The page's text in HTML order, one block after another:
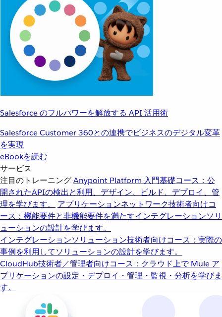
Salesforce のフルパワーを解放する API 活用術
Salesforce Customer 360との連携でビジネスのデジタル変革
を実現
eBookを読む
サービス
注目のトレーニングAnypoint Platform 入門基礎コース：公
開されたAPIの検出と利用、デザイン、ビルド、デプロイ、管
理を学びます。
アプリケーションネットワーク技術者向けコ
ース：機能要件と非機能要件を満たすインテグレーションソリ
ューションの設計を学びます。
インテグレーションソリューション技術者向けコース：実際の
事例を利用してソリューションの設計を学びます。
CloudHub技術者／管理者向けコース：クラウド上で Mule ア
プリケーションの設定・デプロイ・管理・監視・分析を学びま
す。